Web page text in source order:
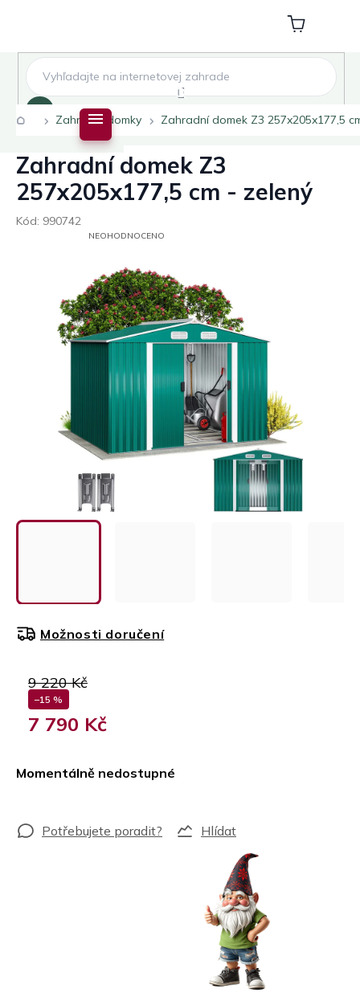
Nákupní
košík
DomůZahradní domky Zahradní domek Z3 257x205x177,5
Zahradní domek Z3
257x205x177,5 cm - zelený
Kód: 990742
PRŮMĚRNÉ
HVĚZDIČEK.
NEOHODNOCENO
9 220 Kč
–15 %
7 790 Kč
Momentálně nedostupné
Možnosti doručení
Hlídat